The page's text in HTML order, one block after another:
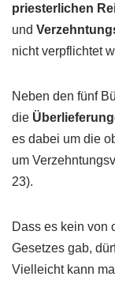
priesterlichen
und
nicht verpflichtet
Neben den fünf
die
es dabei um die
um
23).
Dass es kein von
Gesetzes gab,
Vielleicht kann